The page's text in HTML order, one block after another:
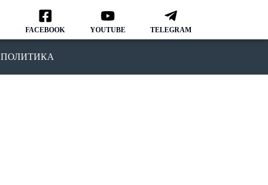
FACEBOOK YOUTUBE TELEGRAM
ПОЛИТИКА